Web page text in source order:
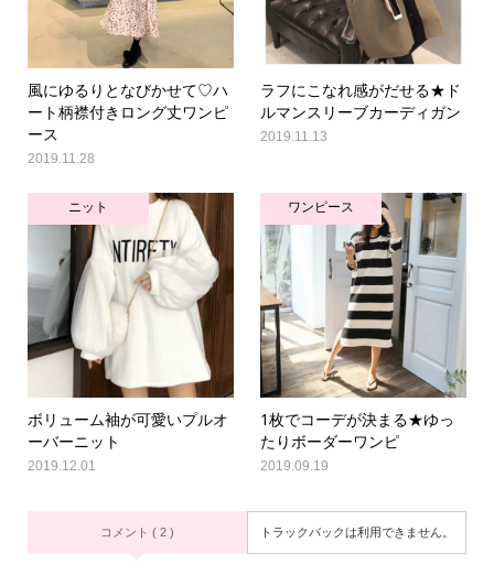
風にゆるりとなびかせて♡ハ
ート柄襟付きロング丈ワンピ
ース
2019.11.28
ラフにこなれ感がだせる★ド
ルマンスリーブカーディガン
2019.11.13
ニット
ボリューム袖が可愛いプルオ
ーバーニット
2019.12.01
ワンピース
1枚でコーデが決まる★ゆっ
たりボーダーワンピ
2019.09.19
コメント ( 2 ) トラックバックは利用できません。